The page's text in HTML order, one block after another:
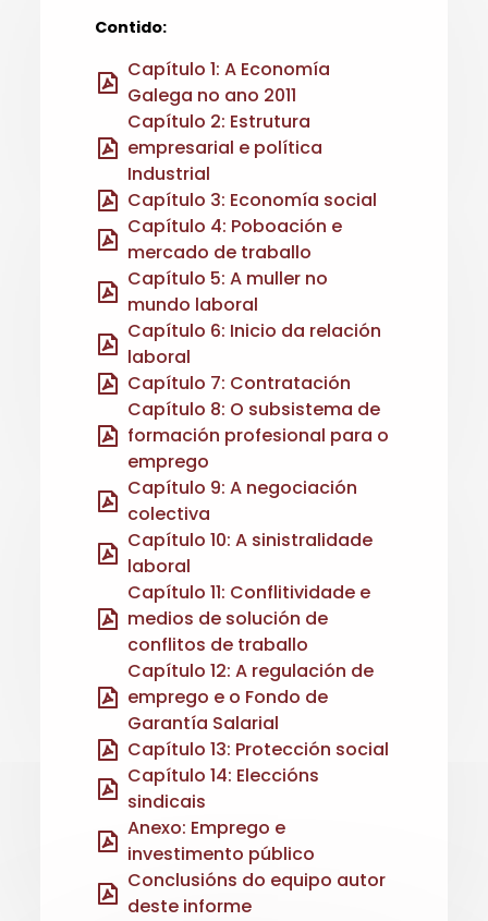
Contido:
Capítulo 1: A Economía
Galega no ano 2011
Capítulo 2: Estrutura
empresarial e política
Industrial
Capítulo 3: Economía social
Capítulo 4: Poboación e
mercado de traballo
Capítulo 5: A muller no
mundo laboral
Capítulo 6: Inicio da relación
laboral
Capítulo 7: Contratación
Capítulo 8: O subsistema de
formación profesional para o
emprego
Capítulo 9: A negociación
colectiva
Capítulo 10: A sinistralidade
laboral
Capítulo 11: Conflitividade e
medios de solución de
conflitos de traballo
Capítulo 12: A regulación de
emprego e o Fondo de
Garantía Salarial
Capítulo 13: Protección social
Capítulo 14: Eleccións
sindicais
Anexo: Emprego e
investimento público
Conclusións do equipo autor
deste informe